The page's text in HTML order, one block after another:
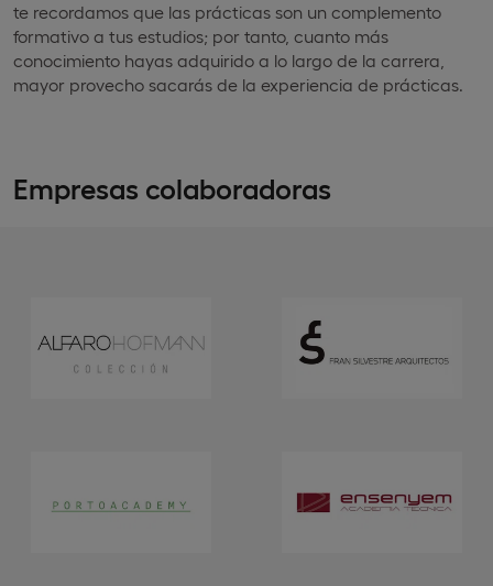
te recordamos que las prácticas son un complemento
formativo a tus estudios; por tanto, cuanto más
conocimiento hayas adquirido a lo largo de la carrera,
mayor provecho sacarás de la experiencia de prácticas.
Empresas colaboradoras